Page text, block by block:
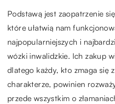
Podstawą jest zaopatrzenie
które ułatwią nam
najpopularniejszych i
wózki inwalidzkie. Ich zakup
dlatego każdy, kto zmaga się
charakterze, powinien
przede wszystkim o